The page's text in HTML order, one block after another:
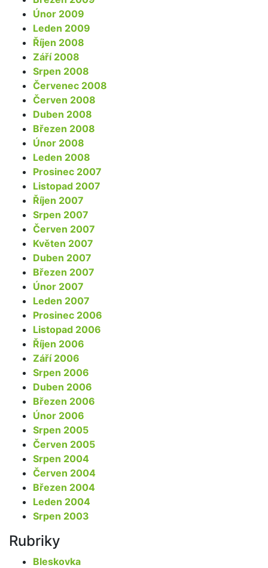
Únor 2009
Leden 2009
Říjen 2008
Září 2008
Srpen 2008
Červenec 2008
Červen 2008
Duben 2008
Březen 2008
Únor 2008
Leden 2008
Prosinec 2007
Listopad 2007
Říjen 2007
Srpen 2007
Červen 2007
Květen 2007
Duben 2007
Březen 2007
Únor 2007
Leden 2007
Prosinec 2006
Listopad 2006
Říjen 2006
Září 2006
Srpen 2006
Duben 2006
Březen 2006
Únor 2006
Srpen 2005
Červen 2005
Srpen 2004
Červen 2004
Březen 2004
Leden 2004
Srpen 2003
Rubriky
Bleskovka